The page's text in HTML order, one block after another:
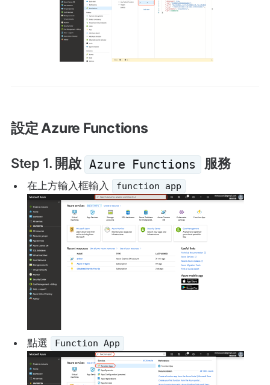
設定 Azure Functions
Step 1. 開啟 Azure Functions 服務
在上方輸入框輸入 function app
點選 Function App